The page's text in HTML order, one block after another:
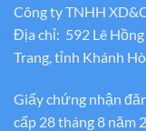
Công ty TNHH
Địa chỉ: 592 Lê
Trang, tỉnh Khánh
Giấy chứng nhận
cấp 28 tháng 8 năm